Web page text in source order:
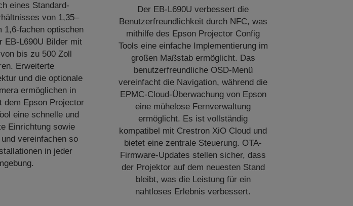
eines Standard-
von 1,35–
1,6-fachen optischen
EB-L690U Bilder mit
bis zu 500 Zoll
Erweiterte
und die optionale
ermöglichen in
dem Epson Projector
eine schnelle und
Einrichtung sowie
vereinfachen so
in jeder
Der EB-L690U verbessert die
Benutzerfreundlichkeit durch NFC, was
mithilfe des Epson Projector Config
Tools eine einfache Implementierung im
großen Maßstab ermöglicht. Das
benutzerfreundliche OSD-Menü
vereinfacht die Navigation, während die
EPMC-Cloud-Überwachung von Epson
eine mühelose Fernverwaltung
ermöglicht. Es ist vollständig
kompatibel mit Crestron XiO Cloud und
bietet eine zentrale Steuerung. OTA-
Firmware-Updates stellen sicher, dass
der Projektor auf dem neuesten Stand
bleibt, was die Leistung für ein
nahtloses Erlebnis verbessert.